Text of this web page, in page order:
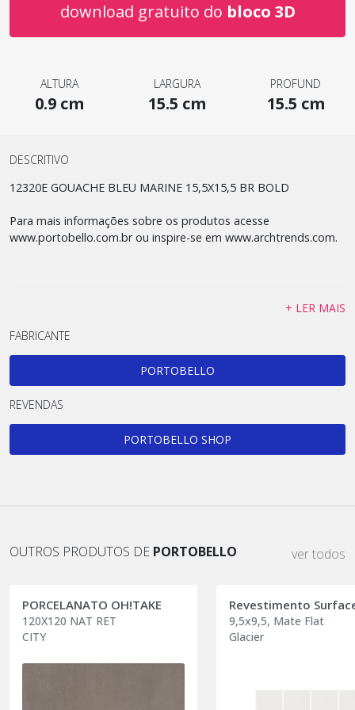
download gratuito do bloco 3D
ALTURA
0.9 cm
LARGURA
15.5 cm
PROFUND
15.5 cm
DESCRITIVO
12320E GOUACHE BLEU MARINE 15,5X15,5 BR BOLD
Para mais informações sobre os produtos acesse
www.portobello.com.br ou inspire-se em www.archtrends.com.
+ LER MAIS
FABRICANTE
PORTOBELLO
REVENDAS
PORTOBELLO SHOP
OUTROS PRODUTOS DE PORTOBELLO ver todos
PORCELANATO OH!TAKE
120X120 NAT RET
CITY
Revestimento
9,5x9,5, Mate Flat
Glacier